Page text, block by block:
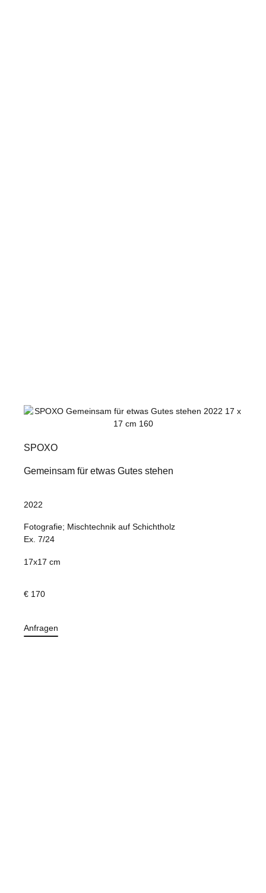
SPOXO
Gemeinsam für etwas Gutes stehen
2022
Fotografie; Mischtechnik auf Schichtholz
Ex. 7/24
17x17 cm
€ 170
Anfragen